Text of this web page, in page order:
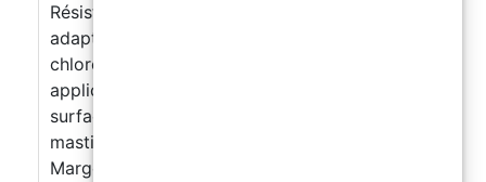
Résiste-t-il au chlore ? Oui, sa formule est
adaptée aux piscines et environnements
chlorés.
application ? Non, il suffit de nettoyer la
surface avant d’appliquer directement le
mastic.
Margelles et douches Centres de bien-être et